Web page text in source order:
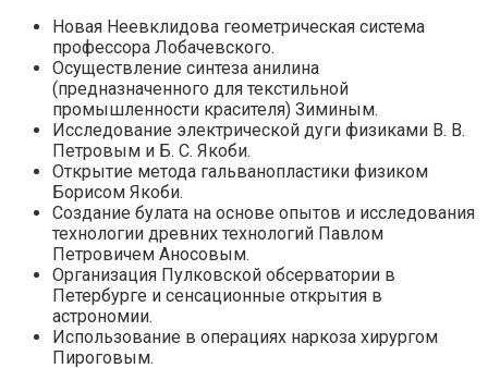
Новая Неевклидова геометрическая система
профессора Лобачевского.
Осуществление синтеза анилина
(предназначенного для текстильной
промышленности красителя) Зиминым.
Исследование электрической дуги физиками В. В.
Петровым и Б. С. Якоби.
Открытие метода гальванопластики физиком
Борисом Якоби.
Создание булата на основе опытов и исследования
технологии древних технологий Павлом
Петровичем Аносовым.
Организация Пулковской обсерватории в
Петербурге и сенсационные открытия в
астрономии.
Использование в операциях наркоза хирургом
Пироговым.